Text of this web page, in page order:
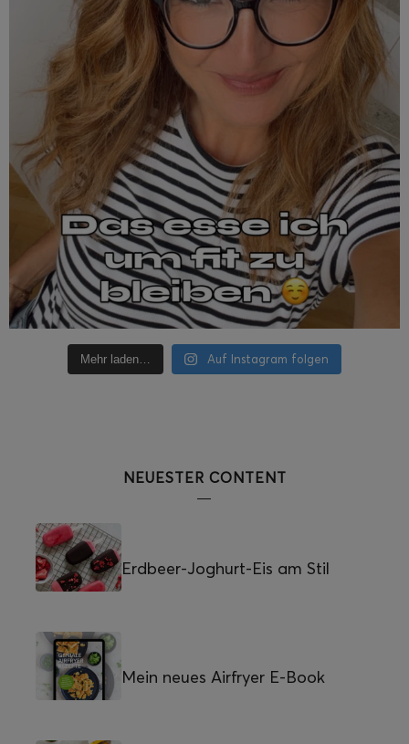
Mehr laden… Auf Instagram folgen
NEUESTER CONTENT
Erdbeer-Joghurt-Eis am Stil
Mein neues Airfryer E-Book